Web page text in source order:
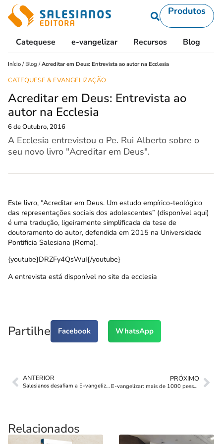
Produtos
Catequese e-vangelizar Recursos Blog
Início / Blog /Acreditar em Deus: Entrevista ao autor na Ecclesia
CATEQUESE & EVANGELIZAÇÃO
Acreditar em Deus: Entrevista ao
autor na Ecclesia
6 de Outubro, 2016
A Ecclesia entrevistou o Pe. Rui Alberto sobre o
seu novo livro "Acreditar em Deus".
Este livro, “Acreditar em Deus. Um estudo empírico-teológico
das representações sociais dos adolescentes” (disponívelaqui)
é uma tradução, ligeiramente simplificada da tese de
doutoramento do autor, defendida em 2015 na Universidade
Pontificia Salesiana (Roma).
{youtube}DRZFy4QsWuI{/youtube}
A entrevista está disponível no site da ecclesia
Partilhe Facebook WhatsApp
ANTERIOR
Salesianos desafiam a E-vangelizar “Com Maria”
PRÓXIMO
E-vangelizar: mais de 1000 pessoas aderem ao evento
Relacionados